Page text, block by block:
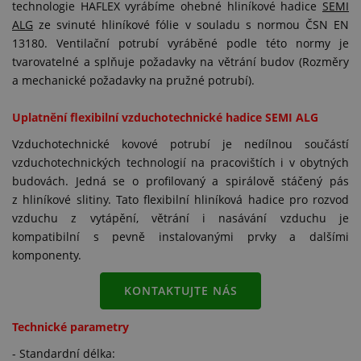
technologie HAFLEX vyrábíme ohebné hliníkové hadice SEMI
ALG ze svinuté hliníkové fólie v souladu s normou ČSN EN
13180. Ventilační potrubí vyráběné podle této normy je
tvarovatelné a splňuje požadavky na větrání budov (Rozměry
a mechanické požadavky na pružné potrubí).
Uplatnění flexibilní vzduchotechnické hadice SEMI ALG
Vzduchotechnické kovové potrubí je nedílnou součástí
vzduchotechnických technologií na pracovištích i v obytných
budovách. Jedná se o profilovaný a spirálově stáčený pás
z hliníkové slitiny. Tato flexibilní hliníková hadice pro rozvod
vzduchu z vytápění, větrání i nasávání vzduchu je
kompatibilní s pevně instalovanými prvky a dalšími
komponenty.
KONTAKTUJTE NÁS
Technické parametry
- Standardní délka: